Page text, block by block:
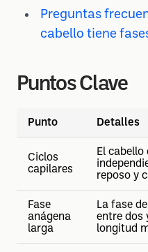
Preguntas
cabello tiene
Puntos Clave
Punto Detalles
Ciclos
capilares
El cabello
reposo y
Fase
anágena
larga
La fase
entre dos
longitud